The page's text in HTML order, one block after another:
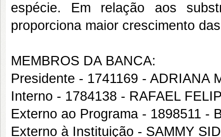
espécie. Em relação aos
proporciona maior crescimento
MEMBROS DA BANCA:
Presidente - 1741169 - ADRIANA
Interno - 1784138 - RAFAEL
Externo ao Programa - 1898511 -
Externo à Instituição - SAMMY